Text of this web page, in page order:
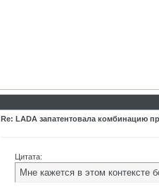
Re: LADA запатентовала комбинацию
Цитата:
Мне кажется в этом контексте